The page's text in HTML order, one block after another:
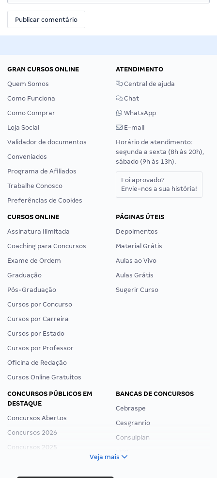
GRAN CURSOS ONLINE
Quem Somos
Como Funciona
Como Comprar
Loja Social
Validador de documentos
Conveniados
Programa de Afiliados
Trabalhe Conosco
Preferências de Cookies
ATENDIMENTO
Central de ajuda
Chat
WhatsApp
E-mail
Horário de atendimento:
segunda a sexta (8h às 20h),
sábado (9h às 13h).
Foi aprovado?
Envie-nos a sua história!
CURSOS ONLINE
Assinatura Ilimitada
Coaching para Concursos
Exame de Ordem
Graduação
Pós-Graduação
Cursos por Concurso
Cursos por Carreira
Cursos por Estado
Cursos por Professor
Oficina de Redação
Cursos Online Gratuitos
PÁGINAS ÚTEIS
Depoimentos
Material Grátis
Aulas ao Vivo
Aulas Grátis
Sugerir Curso
CONCURSOS PÚBLICOS EM
DESTAQUE
Concursos Abertos
Concursos 2026
Concursos 2025
Concurso Ibama
BANCAS DE CONCURSOS
Cebraspe
Cesgranrio
Consulplan
Veja mais